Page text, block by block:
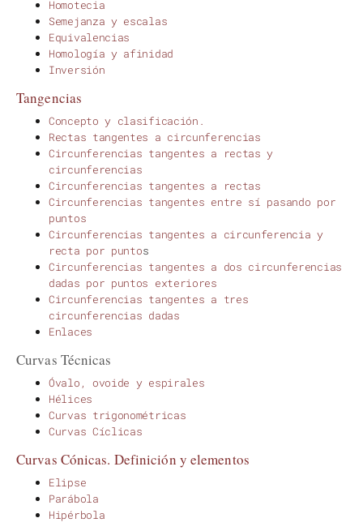
Homotecia
Semejanza y escalas
Equivalencias
Homología y afinidad
Inversión
Tangencias
Concepto y clasificación.
Rectas tangentes a circunferencias
Circunferencias tangentes a rectas y
circunferencias
Circunferencias tangentes a rectas
Circunferencias tangentes entre sí pasando por
puntos
Circunferencias tangentes a circunferencia y
recta por puntos
Circunferencias tangentes a dos circunferencias
dadas por puntos exteriores
Circunferencias tangentes a tres
circunferencias dadas
Enlaces
Curvas Técnicas
Óvalo, ovoide y espirales
Hélices
Curvas trigonométricas
Curvas Cíclicas
Curvas Cónicas. Definición y elementos
Elipse
Parábola
Hipérbola